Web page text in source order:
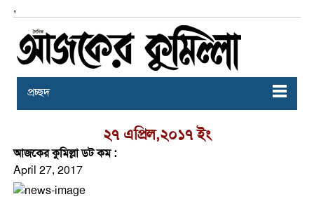
,
প্রচ্ছদ
২৭ এপ্রিল,২০১৭ ইং
আজকের কুমিল্লা ডট কম :
April 27, 2017